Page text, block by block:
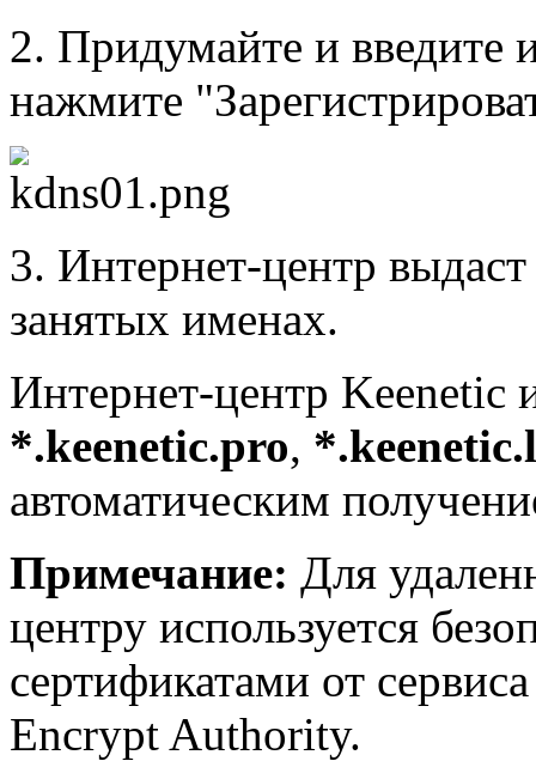
2. Придумайте и введите
нажмите
3. Интернет-центр
занятых именах.
Интернет-центр Keenetic
*.keenetic.pro,
автоматическим
Примечание: Для
центру используется
сертификатами от
Encrypt Authority.